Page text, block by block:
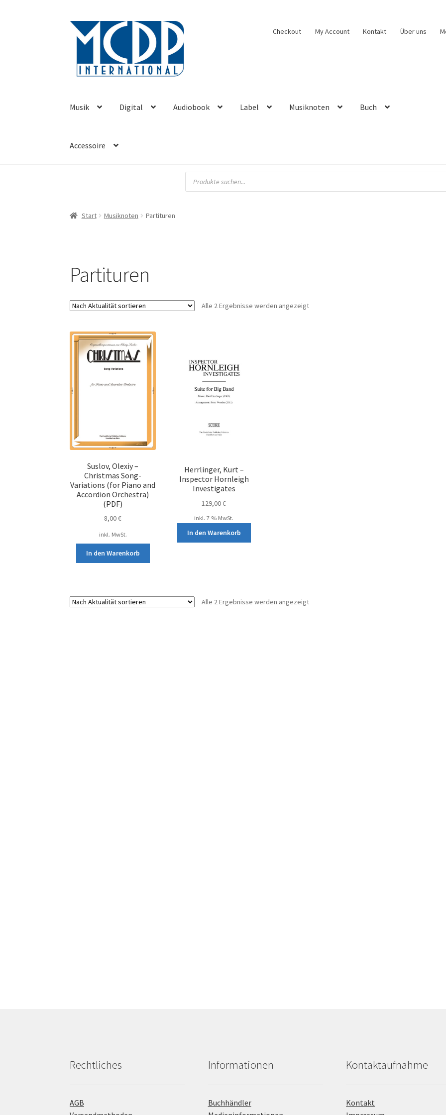
Zur
Navigation
Zum
Inhalt
Checkout My Account Kontakt Über uns
Musik Digital Audiobook Label Musiknoten Buch
Accessoire
Products
search
Start Musiknoten Partituren
Partituren
Alle 2 Ergebnisse werden angezeigtNach
Suslov, Olexiy –
Christmas Song-
Variations (for Piano and
Accordion Orchestra)
(PDF)
8,00€
inkl. MwSt.
In den Warenkorb
Herrlinger, Kurt –
Inspector Hornleigh
Investigates
129,00€
inkl. 7 % MwSt.
In den Warenkorb
Alle 2 Ergebnisse werden angezeigtNach
Rechtliches
AGB
Informationen
Buchhändler
Kontaktaufnahme
Kontakt